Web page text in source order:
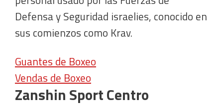
Defensa y Seguridad israelies, conocido en
sus comienzos como Krav.
Guantes de Boxeo
Vendas de Boxeo
Zanshin Sport Centro